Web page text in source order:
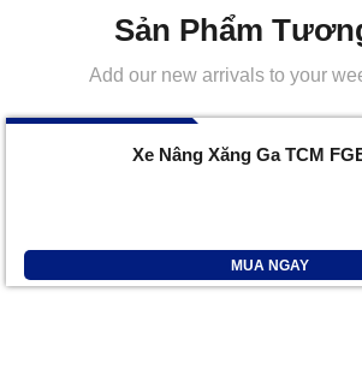
Sản Phẩm
Add our new arrivals to your
Xe Nâng Xăng Ga TCM
MUA NGAY